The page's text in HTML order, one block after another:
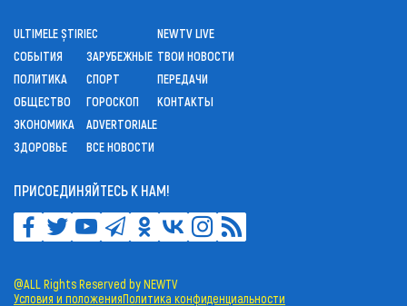
ULTIMELE ȘTIRI
СОБЫТИЯ
ПОЛИТИКА
ОБЩЕСТВО
ЭКОНОМИКА
ЗДОРОВЬЕ
ЕС
ЗАРУБЕЖНЫЕ
СПОРТ
ГОРОСКОП
ADVERTORIALE
ВСЕ НОВОСТИ
NEWTV LIVE
ТВОИ НОВОСТИ
ПЕРЕДАЧИ
КОНТАКТЫ
ПРИСОЕДИНЯЙТЕСЬ К НАМ!
@ALL Rights Reserved by NEWTV
Условия и положенияПолитика конфиденциальности